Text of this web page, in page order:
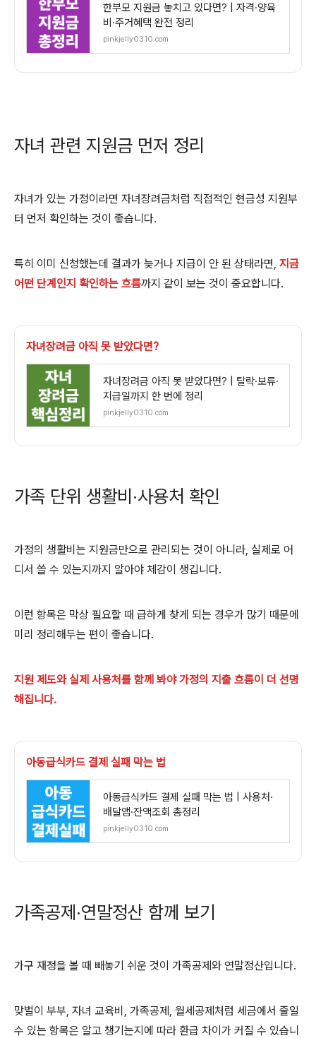
한부모 지원금 놓치고 있다면? | 자격·양육
비·주거혜택 완전 정리
pinkjelly0310.com
자녀 관련 지원금 먼저 정리
자녀가 있는 가정이라면 자녀장려금처럼 직접적인 현금성 지원부
터 먼저 확인하는 것이 좋습니다.
특히 이미 신청했는데 결과가 늦거나 지급이 안 된 상태라면, 지금
어떤 단계인지 확인하는 흐름까지 같이 보는 것이 중요합니다.
자녀장려금 아직 못 받았다면?
자녀장려금 아직 못 받았다면? | 탈락·보류·
지급일까지 한 번에 정리
pinkjelly0310.com
가족 단위 생활비·사용처 확인
가정의 생활비는 지원금만으로 관리되는 것이 아니라, 실제로 어
디서 쓸 수 있는지까지 알아야 체감이 생깁니다.
이런 항목은 막상 필요할 때 급하게 찾게 되는 경우가 많기 때문에
미리 정리해두는 편이 좋습니다.
지원 제도와 실제 사용처를 함께 봐야 가정의 지출 흐름이 더 선명
해집니다.
아동급식카드 결제 실패 막는 법
아동급식카드 결제 실패 막는 법 | 사용처·
배달앱·잔액조회 총정리
pinkjelly0310.com
가족공제·연말정산 함께 보기
가구 재정을 볼 때 빼놓기 쉬운 것이 가족공제와 연말정산입니다.
맞벌이 부부, 자녀 교육비, 가족공제, 월세공제처럼 세금에서 줄일
수 있는 항목은 알고 챙기는지에 따라 환급 차이가 커질 수 있습니